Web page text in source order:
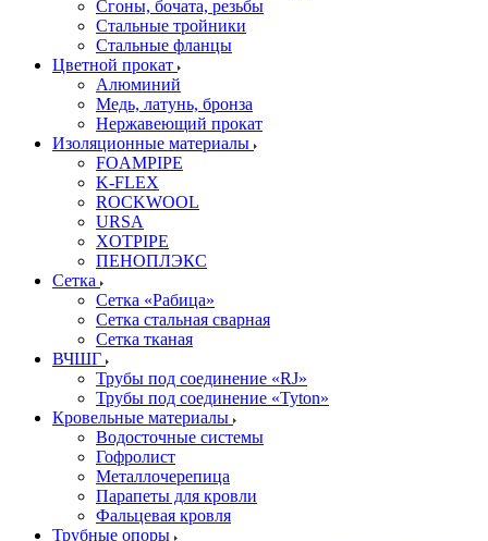
Сгоны, бочата, резьбы
Стальные тройники
Стальные фланцы
Цветной прокат
Алюминий
Медь, латунь, бронза
Нержавеющий прокат
Изоляционные материалы
FOAMPIPE
K-FLEX
ROCKWOOL
URSA
XOTPIPE
ПЕНОПЛЭКС
Сетка
Сетка «Рабица»
Сетка стальная сварная
Сетка тканая
ВЧШГ
Трубы под соединение «RJ»
Трубы под соединение «Tyton»
Кровельные материалы
Водосточные системы
Гофролист
Металлочерепица
Парапеты для кровли
Фальцевая кровля
Трубные опоры